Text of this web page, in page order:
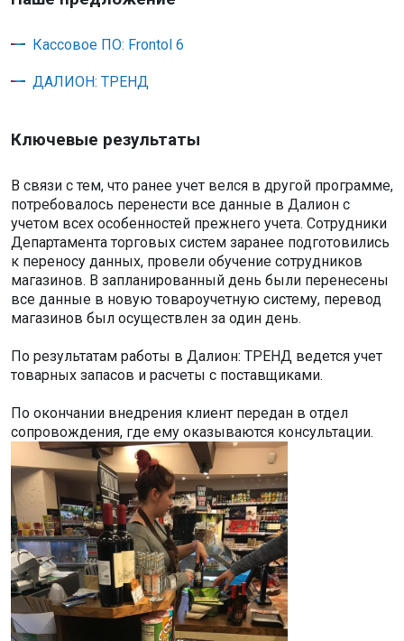
Кассовое ПО: Frontol 6
ДАЛИОН: ТРЕНД
Ключевые результаты
В связи с тем, что ранее учет велся в другой программе,
потребовалось перенести все данные в Далион с
учетом всех особенностей прежнего учета. Сотрудники
Департамента торговых систем заранее подготовились
к переносу данных, провели обучение сотрудников
магазинов. В запланированный день были перенесены
все данные в новую товароучетную систему, перевод
магазинов был осуществлен за один день.
По результатам работы в Далион: ТРЕНД ведется учет
товарных запасов и расчеты с поставщиками.
По окончании внедрения клиент передан в отдел
сопровождения, где ему оказываются консультации.